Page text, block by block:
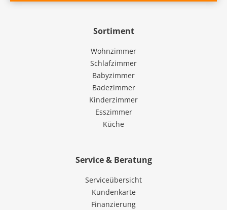
Sortiment
Wohnzimmer
Schlafzimmer
Babyzimmer
Badezimmer
Kinderzimmer
Esszimmer
Küche
Service & Beratung
Serviceübersicht
Kundenkarte
Finanzierung